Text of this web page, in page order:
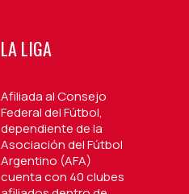
LA LIGA
Afiliada al Consejo
Federal del Fútbol,
dependiente de la
Asociación del Fútbol
Argentino (AFA)
cuenta con 40 clubes